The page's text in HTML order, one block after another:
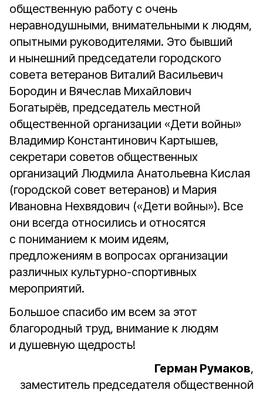
общественную работу с очень
неравнодушными, внимательными к людям,
опытными руководителями. Это бывший
и нынешний председатели городского
совета ветеранов Виталий Васильевич
Бородин и Вячеслав Михайлович
Богатырёв, председатель местной
общественной организации «Дети войны»
Владимир Константинович Картышев,
секретари советов общественных
организаций Людмила Анатольевна Кислая
(городской совет ветеранов) и Мария
Ивановна Нехвядович («Дети войны»). Все
они всегда относились и относятся
с пониманием к моим идеям,
предложениям в вопросах организации
различных культурно-спортивных
мероприятий.
Большое спасибо им всем за этот
благородный труд, внимание к людям
и душевную щедрость!
Герман Румаков,
заместитель председателя общественной